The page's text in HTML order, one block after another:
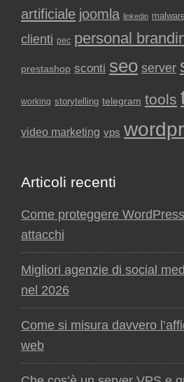
artificiale joomla linkedin
clienti pec personal
prestashop sconti seo server
working storytelling telegram tools
video marketing vps
Articoli recenti
Come proteggere
attacchi
Migliori agenzie di social
nel 2026
Come si misura davvero
web